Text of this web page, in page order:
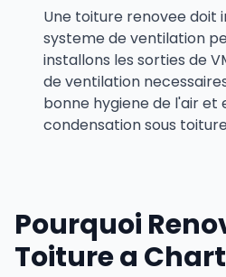
Une toiture renovee doit
systeme de ventilation
installons les sorties de
de ventilation
bonne hygiene de l'air et
condensation sous
Pourquoi
Toiture a